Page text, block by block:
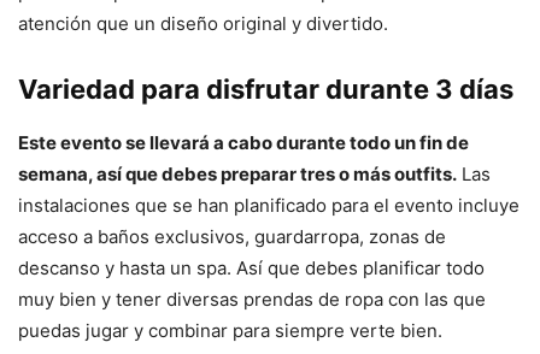
atención que un diseño original y divertido.
Variedad para disfrutar durante 3 días
Este evento se llevará a cabo durante todo un fin de
semana, así que debes preparar tres o más outfits. Las
instalaciones que se han planificado para el evento incluye
acceso a baños exclusivos, guardarropa, zonas de
descanso y hasta un spa. Así que debes planificar todo
muy bien y tener diversas prendas de ropa con las que
puedas jugar y combinar para siempre verte bien.